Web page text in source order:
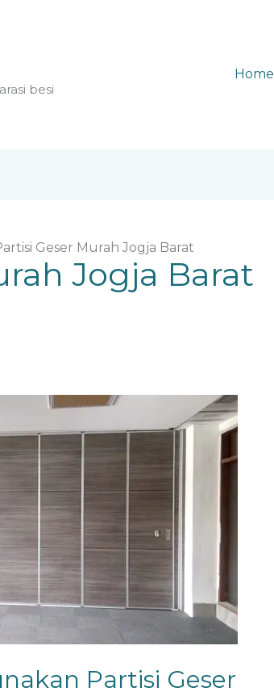
besi
Home
Geser Murah Jogja Barat
Jogja Barat
Partisi Geser